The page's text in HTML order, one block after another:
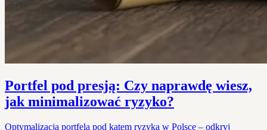
Portfel pod presją: Czy naprawdę wiesz,
jak minimalizować ryzyko?
Optymalizacja portfela pod kątem ryzyka w Polsce – odkryj